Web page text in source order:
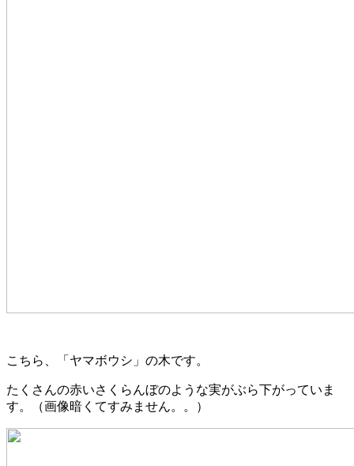
こちら、「ヤマボウシ」の木です。
たくさんの赤いさくらんぼのような実がぶら下がっていま
す。（画像暗くてすみません。。）